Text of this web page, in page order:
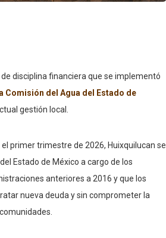
disciplina financiera que se implementó
Comisión del Agua del Estado de
gestión local.
primer trimestre de 2026, Huixquilucan se
Estado de México a cargo de los
anteriores a 2016 y que los
nueva deuda y sin comprometer la